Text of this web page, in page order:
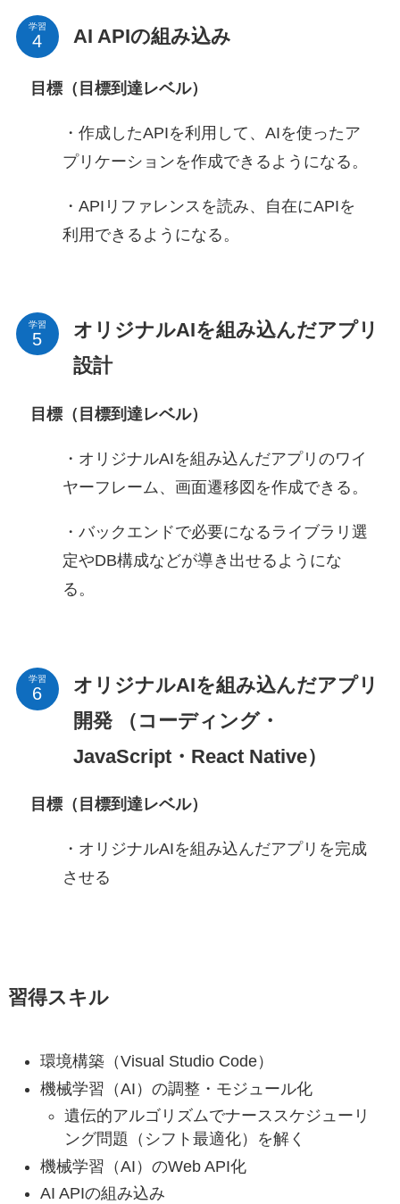
学習 AI APIの組み込み
目標（目標到達レベル）
・作成したAPIを利用して、AIを使ったア
プリケーションを作成できるようになる。
・APIリファレンスを読み、自在にAPIを
利用できるようになる。
学習
オリジナルAIを組み込んだアプリ
設計
目標（目標到達レベル）
・オリジナルAIを組み込んだアプリのワイ
ヤーフレーム、画面遷移図を作成できる。
・バックエンドで必要になるライブラリ選
定やDB構成などが導き出せるようにな
る。
学習
オリジナルAIを組み込んだアプリ
開発 （コーディング・
JavaScript・React Native）
目標（目標到達レベル）
・オリジナルAIを組み込んだアプリを完成
させる
習得スキル
環境構築（Visual Studio Code）
機械学習（AI）の調整・モジュール化
遺伝的アルゴリズムでナーススケジューリ
ング問題（シフト最適化）を解く
機械学習（AI）のWeb API化
AI APIの組み込み